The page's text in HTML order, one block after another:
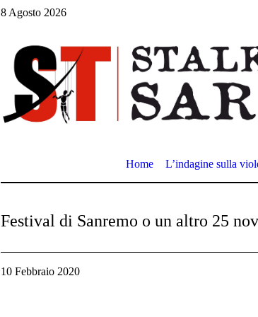
8 Agosto 2026
Home L’indagine sulla
Festival di Sanremo o un altro 25
10 Febbraio 2020